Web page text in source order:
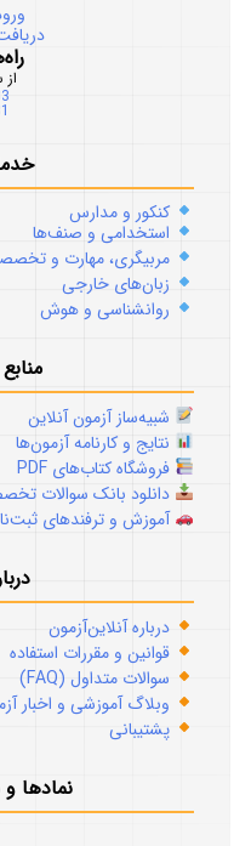
از
کنکور و مدارس
استخدامی و صنف‌ها
مربیگری، مهارت و
زبان‌های خارجی
روانشناسی و هوش
شبیه‌ساز آزمون آنلاین
نتایج و کارنامه آزمون‌ها
فروشگاه کتاب‌های PDF
دانلود بانک سوالات
آموزش و ترفندهای
درباره آنلاین‌آزمون
قوانین و مقررات استفاده
سوالات متداول (FAQ)
وبلاگ آموزشی و اخبار
پشتیبانی
نمادها